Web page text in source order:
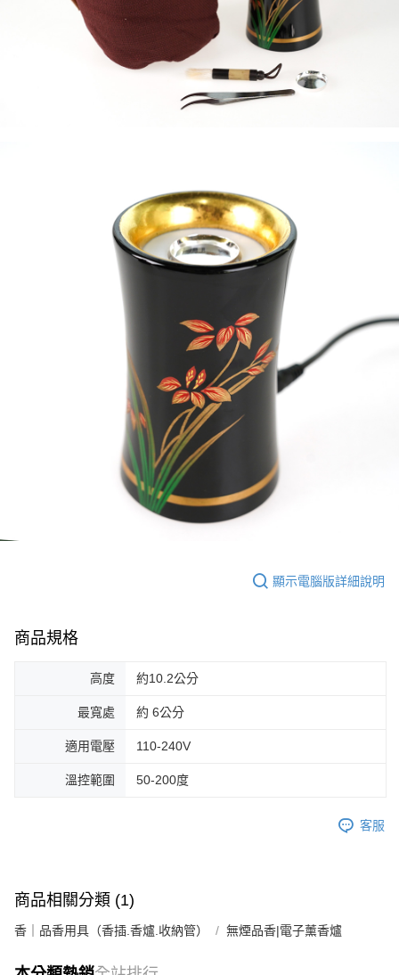
顯示電腦版詳細說明
商品規格
高度 約10.2公分
最寬處 約 6公分
適用電壓 110-240V
溫控範圍 50-200度
客服
商品相關分類 (1)
香｜品香用具（香插.香爐.收納管） 無煙品香|電子薰香爐